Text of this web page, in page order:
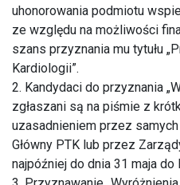
uhonorowania podmiotu
ze względu na możliwości
szans przyznania mu tytułu
Kardiologii”.
2. Kandydaci do przyznania
zgłaszani są na piśmie z
uzasadnieniem przez
Główny PTK lub przez
najpóźniej do dnia 31 maja do